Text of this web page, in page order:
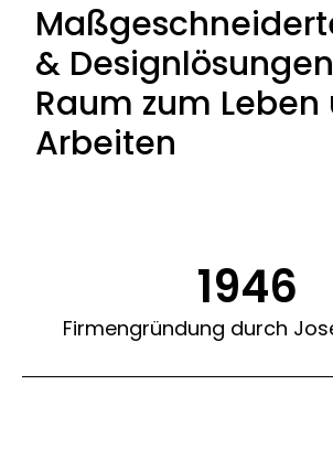
&
Raum zum Leben
Arbeiten
1946
Firmengründung durch